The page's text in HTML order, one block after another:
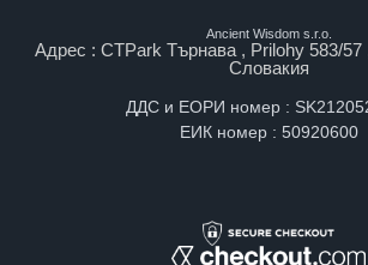
Ancient Wisdom s.r.o.
Адрес : CTPark Търнава , Prilohy 583/57
Словакия
ДДС и ЕОРИ номер :
ЕИК номер : 50920600